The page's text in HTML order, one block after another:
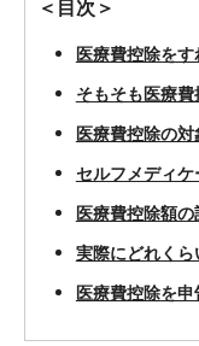
＜目次＞
医療費控除を
そもそも医療費
医療費控除の
セルフメディケ
医療費控除額の
実際にどれくら
医療費控除を